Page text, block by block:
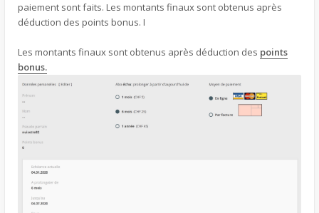
paiement sont faits. Les montants finaux sont obtenus après
déduction des points bonus. I
Les montants finaux sont obtenus après déduction des points
bonus.